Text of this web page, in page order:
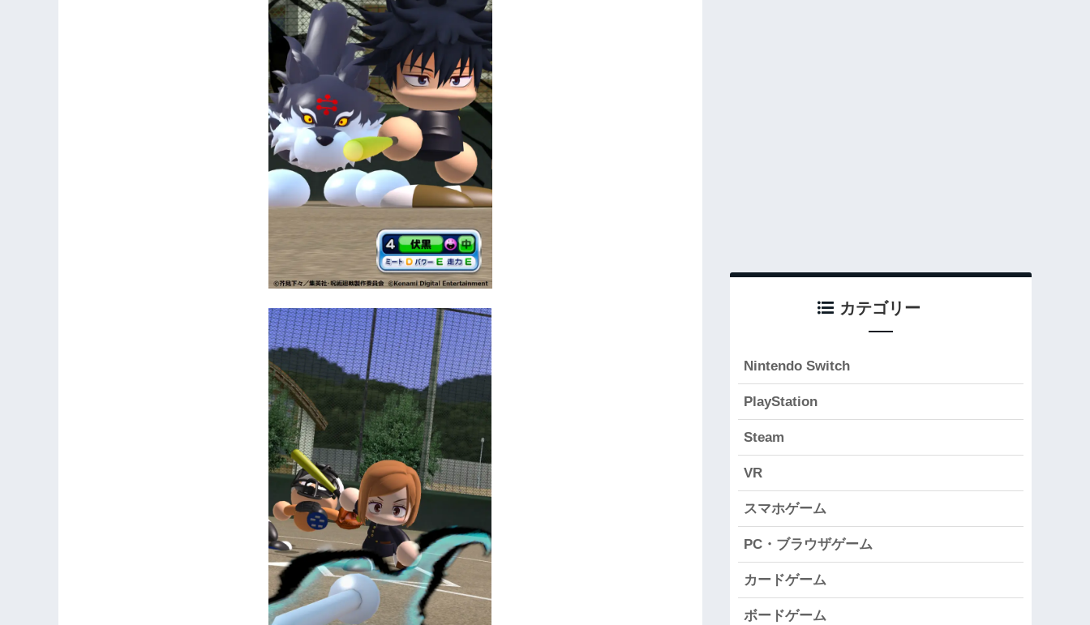
カテゴリー
Nintendo Switch
PlayStation
Steam
VR
スマホゲーム
PC・ブラウザゲーム
カードゲーム
ボードゲーム